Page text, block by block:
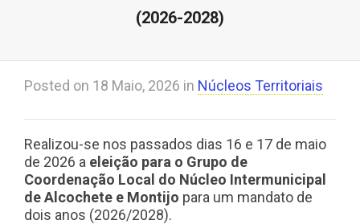
(2026-2028)
Posted on 18 Maio, 2026 in Núcleos Territoriais
Realizou-se nos passados dias 16 e 17 de maio
de 2026 a eleição para o Grupo de
Coordenação Local do Núcleo Intermunicipal
de Alcochete e Montijo para um mandato de
dois anos (2026/2028).